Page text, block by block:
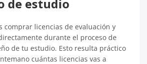
de estudio
comprar licencias de evaluación y
durante el proceso de
de tu estudio. Esto resulta práctico
cuántas licencias vas a